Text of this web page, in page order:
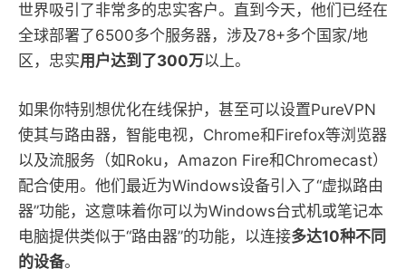
世界吸引了非常多的忠实客户。直到今天，他们已经在
全球部署了6500多个服务器，涉及78+多个国家/地
区，忠实用户达到了300万以上。
如果你特别想优化在线保护，甚至可以设置PureVPN
使其与路由器，智能电视，Chrome和Firefox等浏览器
以及流服务（如Roku，Amazon Fire和Chromecast）
配合使用。他们最近为Windows设备引入了“虚拟路由
器”功能，这意味着你可以为Windows台式机或笔记本
电脑提供类似于“路由器”的功能，以连接多达10种不同
的设备。